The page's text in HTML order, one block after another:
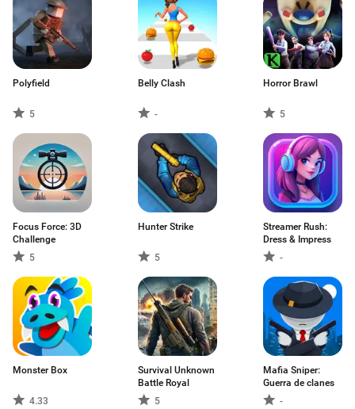
Polyfield
5
Belly Clash
-
Horror Brawl
5
Focus Force: 3D
Challenge
5
Hunter Strike
5
Streamer Rush:
Dress & Impress
-
Monster Box
4.33
Survival Unknown
Battle Royal
5
Mafia Sniper:
Guerra de clanes
-